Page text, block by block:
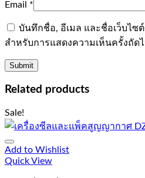
Email *
บันทึกชื่อ, อีเมล และชื่อเว็บไซ
สำหรับการแสดงความเห็นครั้งถัด
Related products
Sale!
Add to Wishlist
Quick View